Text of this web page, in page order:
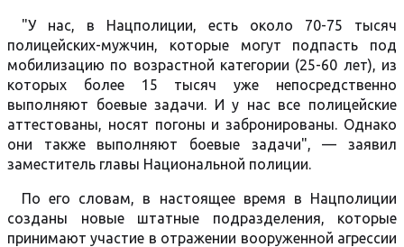
"У нас, в Нацполиции, есть около 70-75 тысяч
полицейских-мужчин, которые могут подпасть под
мобилизацию по возрастной категории (25-60 лет), из
которых более 15 тысяч уже непосредственно
выполняют боевые задачи. И у нас все полицейские
аттестованы, носят погоны и забронированы. Однако
они также выполняют боевые задачи", — заявил
заместитель главы Национальной полиции.
По его словам, в настоящее время в Нацполиции
созданы новые штатные подразделения, которые
принимают участие в отражении вооруженной агрессии